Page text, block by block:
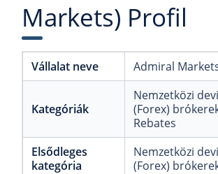
Markets) Profil
Vállalat neve Admiral
Kategóriák
Nemzetközi
(Forex)
Rebates
Elsődleges
kategória
Nemzetközi
(Forex)